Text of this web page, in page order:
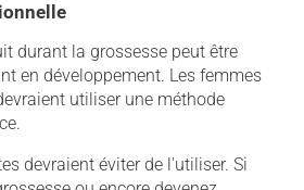
durant la grossesse peut être
en développement. Les femmes
utiliser une méthode
devraient éviter de l'utiliser. Si